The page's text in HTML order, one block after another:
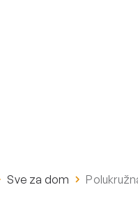
Sve za dom